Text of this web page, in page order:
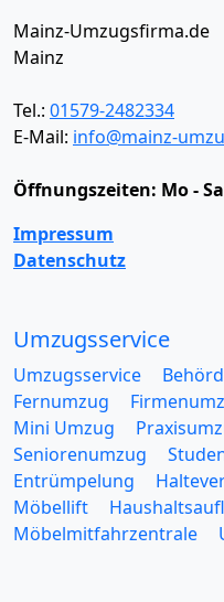
Mainz-Umzugsfirma.de
Mainz
Tel.: 01579-2482334
E-Mail: info@mainz-
Öffnungszeiten: Mo -
Impressum
Datenschutz
Umzugsservice
Umzugsservice
Fernumzug
Mini Umzug
Seniorenumzug
Entrümpelung
Möbellift
Möbelmitfahrzentrale